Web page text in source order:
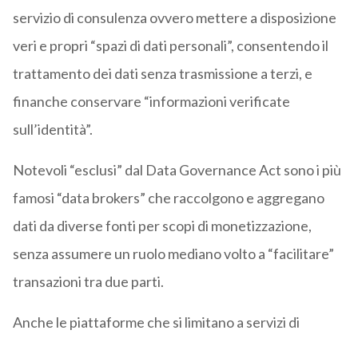
servizio di consulenza ovvero mettere a disposizione
veri e propri “spazi di dati personali”, consentendo il
trattamento dei dati senza trasmissione a terzi, e
finanche conservare “informazioni verificate
sull’identità”.
Notevoli “esclusi” dal Data Governance Act sono i più
famosi “data brokers” che raccolgono e aggregano
dati da diverse fonti per scopi di monetizzazione,
senza assumere un ruolo mediano volto a “facilitare”
transazioni tra due parti.
Anche le piattaforme che si limitano a servizi di